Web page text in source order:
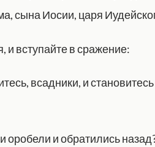
сына Иосии, царя
и вступайте в сражение:
всадники, и
оробели и обратились